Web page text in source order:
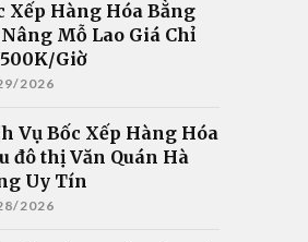
Xếp Hàng Hóa Bằng
Mỗ Lao Giá Chỉ
Giờ
2026
Vụ Bốc Xếp Hàng Hóa
đô thị Văn Quán Hà
Uy Tín
2026